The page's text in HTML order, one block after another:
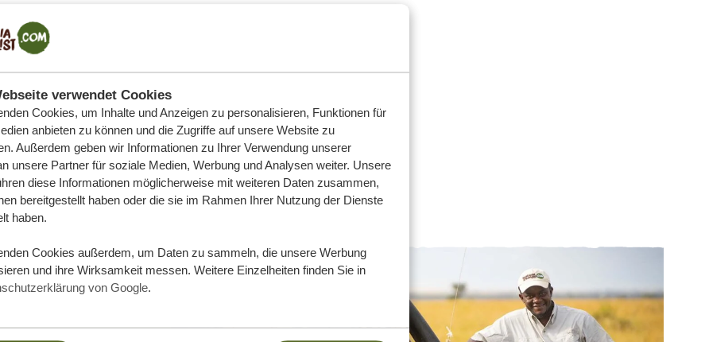
verwendet Cookies
Cookies, um Inhalte und Anzeigen zu personalisieren, Funktionen für
anbieten zu können und die Zugriffe auf unsere Website zu
Außerdem geben wir Informationen zu Ihrer Verwendung unserer
unsere Partner für soziale Medien, Werbung und Analysen weiter. Unsere
diese Informationen möglicherweise mit weiteren Daten zusammen,
bereitgestellt haben oder die sie im Rahmen Ihrer Nutzung der Dienste
haben.
Cookies außerdem, um Daten zu sammeln, die unsere Werbung
und ihre Wirksamkeit messen. Weitere Einzelheiten finden Sie in
von Google.